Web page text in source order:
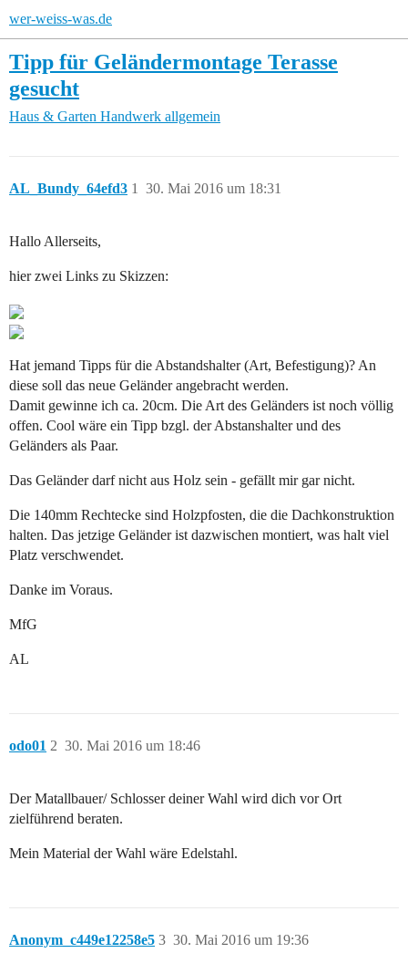
wer-weiss-was.de
Tipp für Geländermontage Terasse
gesucht
Haus & Garten Handwerk allgemein
AL_Bundy_64efd3 30. Mai 2016 um 18:31
1
Hallo Allerseits,
hier zwei Links zu Skizzen:
Hat jemand Tipps für die Abstandshalter (Art, Befestigung)? An
diese soll das neue Geländer angebracht werden.
Damit gewinne ich ca. 20cm. Die Art des Geländers ist noch völlig
offen. Cool wäre ein Tipp bzgl. der Abstanshalter und des
Geländers als Paar.
Das Geländer darf nicht aus Holz sein - gefällt mir gar nicht.
Die 140mm Rechtecke sind Holzpfosten, die die Dachkonstruktion
halten. Das jetzige Geländer ist dazwischen montiert, was halt viel
Platz verschwendet.
Danke im Voraus.
MfG
AL
odo01 30. Mai 2016 um 18:46
2
Der Matallbauer/ Schlosser deiner Wahl wird dich vor Ort
zielführend beraten.
Mein Material der Wahl wäre Edelstahl.
Anonym_c449e12258e5 30. Mai 2016 um 19:36
3